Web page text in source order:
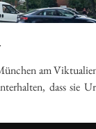
am
dass sie